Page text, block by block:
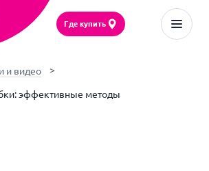
Где купить
и видео
эффективные методы